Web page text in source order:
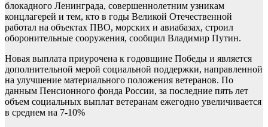
блокадного Ленинграда, совершеннолетним узникам
концлагерей и тем, кто в годы Великой Отечественной
работал на объектах ПВО, морских и авиабазах, строил
оборонительные сооружения, сообщил Владимир Путин.
Новая выплата приурочена к годовщине Победы и является
дополнительной мерой социальной поддержки, направленной
на улучшение материального положения ветеранов. По
данным Пенсионного фонда России, за последние пять лет
объем социальных выплат ветеранам ежегодно увеличивается
в среднем на 7-10%